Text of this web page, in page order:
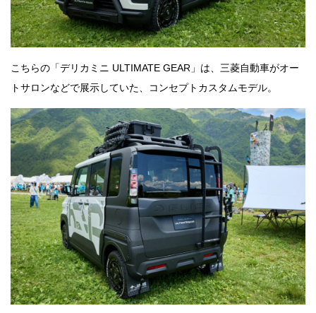
こちらの「デリカミニ ULTIMATE GEAR」は、三菱自動車がオー
トサロンなどで展示していた、コンセプトカスタムモデル。